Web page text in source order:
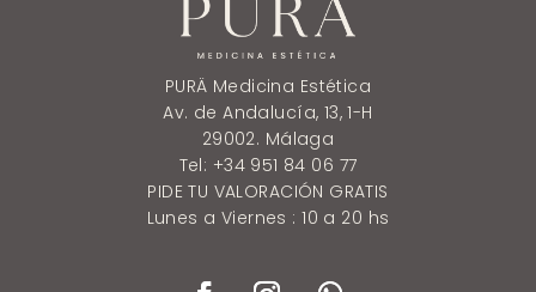
PURÄ Medicina Estética
Av. de Andalucía, 13, 1-H
29002. Málaga
Tel: +34 951 84 06 77
PIDE TU VALORACIÓN GRATIS
Lunes a Viernes : 10 a 20 hs